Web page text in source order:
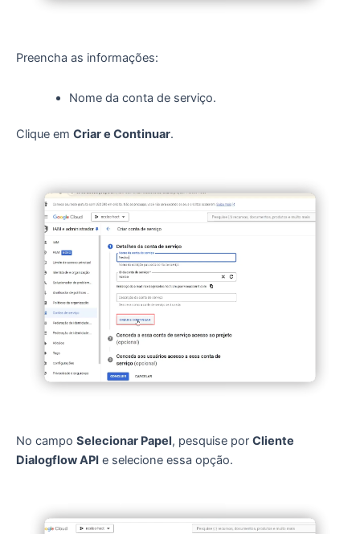
Preencha as informações:
Nome da conta de serviço.
Clique em Criar e Continuar.
No campo Selecionar Papel, pesquise por Cliente
Dialogflow API e selecione essa opção.